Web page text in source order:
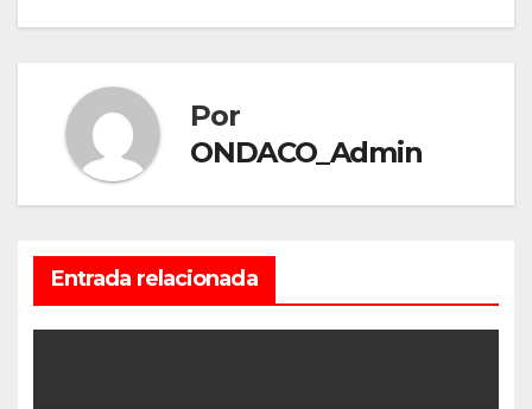
Por
ONDACO_Admin
Entrada relacionada